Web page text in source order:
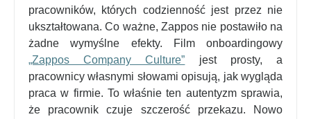
pracowników, których codzienność jest przez nie
ukształtowana. Co ważne, Zappos nie postawiło na
żadne wymyślne efekty. Film onboardingowy
„Zappos Company Culture” jest prosty, a
pracownicy własnymi słowami opisują, jak wygląda
praca w firmie. To właśnie ten autentyzm sprawia,
że pracownik czuje szczerość przekazu. Nowo